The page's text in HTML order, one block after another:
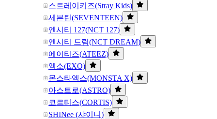
스트레이키즈(Stray Kids)
세븐틴(SEVENTEEN)
엔시티 127(NCT 127)
엔시티 드림(NCT DREAM)
에이티즈(ATEEZ)
엑소(EXO)
몬스타엑스(MONSTA X)
아스트로(ASTRO)
코르티스(CORTIS)
SHINee (샤이니)